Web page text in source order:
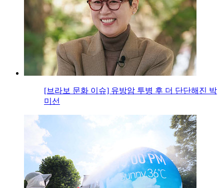
[브라보 문화 이슈] 유방암 투병 후 더 단단해진 박
미선